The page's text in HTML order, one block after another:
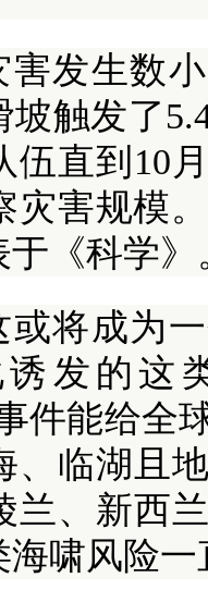
害发生数
触发了
伍直到10
灾害规模
于《科学》
或将成为
发的这
件能给全
、临湖且
兰、新西
啸风险